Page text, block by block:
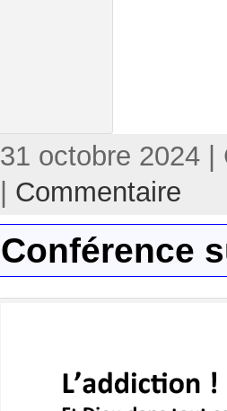
31 octobre 2024
Commentaire
Conférence